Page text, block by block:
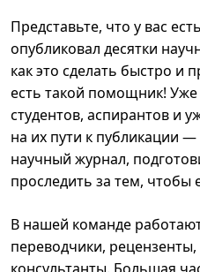
Представьте, что у вас
опубликовал десятки
как это сделать быстро и
есть такой помощник!
студентов, аспирантов и
на их пути к публикации
научный журнал,
проследить за тем, чтобы
В нашей команде
переводчики,